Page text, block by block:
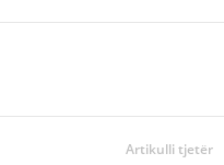
Artikulli tjetër